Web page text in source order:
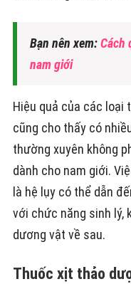
Bạn nên xem:Cách
nam giới
Hiệu quả của các
cũng cho thấy có
thường xuyên không
dành cho nam giới.
là hệ lụy có thể dẫn
với chức năng sinh lý,
dương vật về sau.
Thuốc xịt thảo